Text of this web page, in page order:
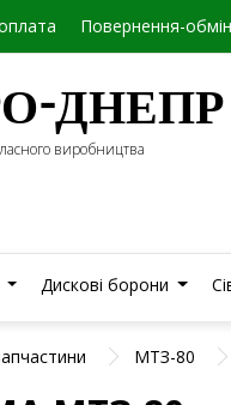
Повернення-обмін
ДНЕПР
виробництва
Дискові борони
МТЗ-80